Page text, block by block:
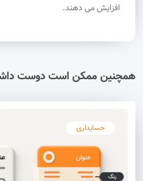
افزایش می دهند.
همچنین ممکن است دوست
حسابداری